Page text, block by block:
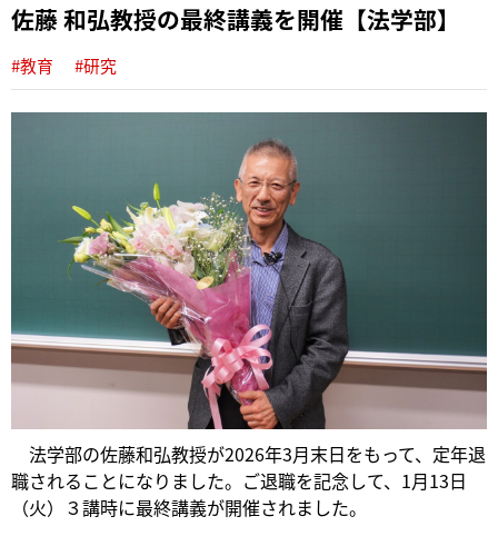
佐藤 和弘教授の最終講義を開催【法学部】
#教育 #研究
法学部の佐藤和弘教授が2026年3月末日をもって、定年退
職されることになりました。ご退職を記念して、1月13日
（火）３講時に最終講義が開催されました。